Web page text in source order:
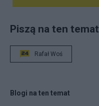
Piszą na ten temat
Rafał Woś
Blogi na ten temat